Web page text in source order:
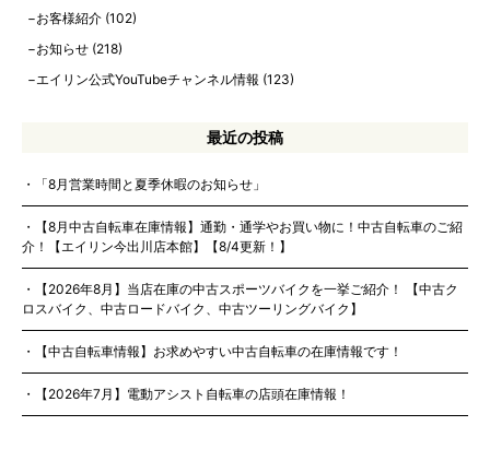
お客様紹介 (102)
お知らせ (218)
エイリン公式YouTubeチャンネル情報 (123)
最近の投稿
「8月営業時間と夏季休暇のお知らせ」
【8月中古自転車在庫情報】通勤・通学やお買い物に！中古自転車のご紹
介！【エイリン今出川店本館】【8/4更新！】
【2026年8月】当店在庫の中古スポーツバイクを一挙ご紹介！ 【中古ク
ロスバイク、中古ロードバイク、中古ツーリングバイク】
【中古自転車情報】お求めやすい中古自転車の在庫情報です！
【2026年7月】電動アシスト自転車の店頭在庫情報！